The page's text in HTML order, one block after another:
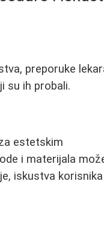
preporuke
su ih probali.
estetskim
i materijala
iskustva